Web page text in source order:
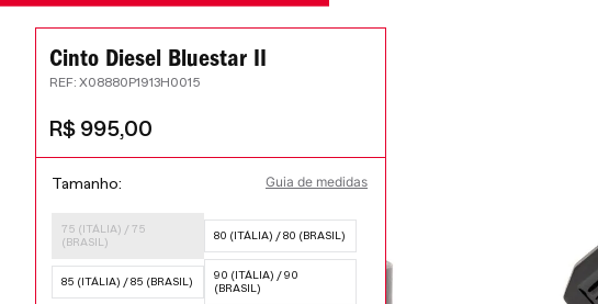
Cinto Diesel Bluestar II
: X08880P1913H0015
R$ 995,00
Guia de medidas
Tamanho
75 (ITÁLIA) / 75
(BRASIL)
80 (ITÁLIA) / 80 (BRASIL)
85 (ITÁLIA) / 85 (BRASIL)
90 (ITÁLIA) / 90
(BRASIL)